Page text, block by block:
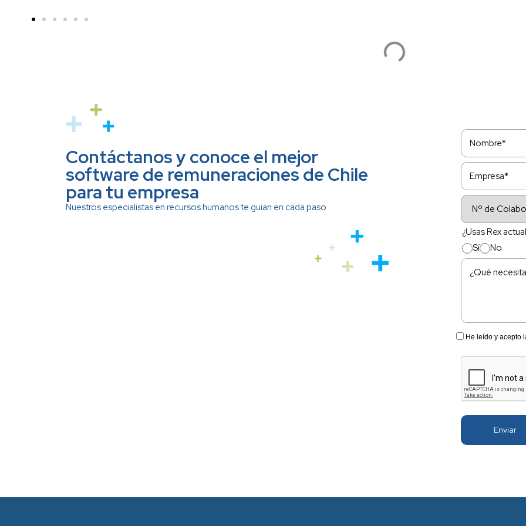
El equipo de Rex+ se ha
sentado con cada uno de
nuestros ejecutivos para ver
tenemos, y eso creo que es
lo máximo para nosotros, de
que el cliente se preocupe,
tenga interés en querer
solucionar y mejorar los
facilidad de integración con
nuestros sistemas
para adaptarse a nuestras
Subdirector de gestión de
personas en USM
¿Usas Rex